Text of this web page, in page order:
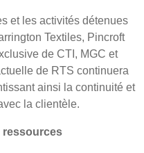
et les activités détenues
Textiles, Pincroft
de CTI, MGC et
de RTS continuera
ainsi la continuité et
la clientèle.
ressources